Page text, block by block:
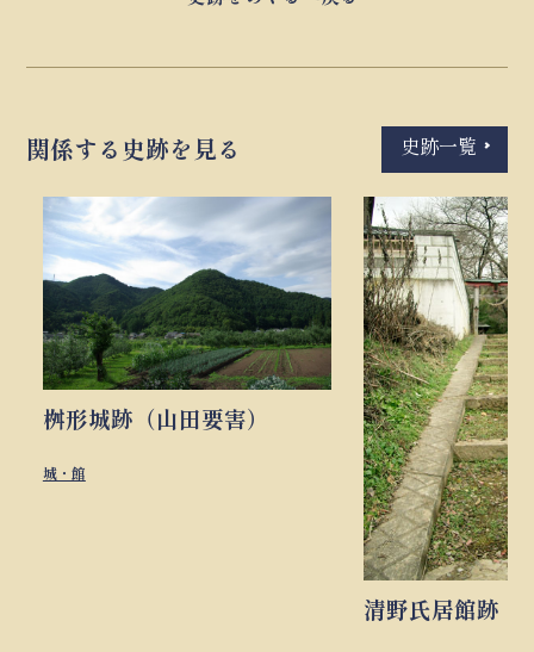
関係する史跡を見る 史跡一覧
桝形城跡（山田要害）
城・館
清野氏居館跡（